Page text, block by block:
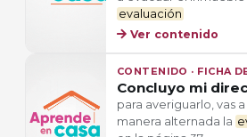
evaluación
Ver contenido
CONTENIDO · FICHA
Concluyo mi
para averiguarlo, vas
manera alternada la